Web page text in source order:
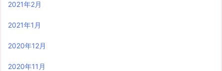
2021年2月
2021年1月
2020年12月
2020年11月